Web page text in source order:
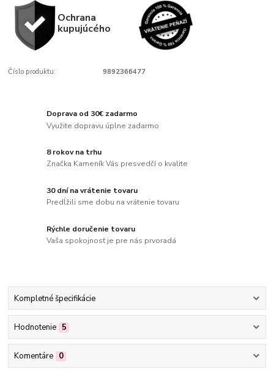
Ochrana
kupujúcého
Číslo produktu: 9892366477
Doprava od 30€ zadarmo
Využite dopravu úplne zadarmo
8 rokov na trhu
Značka Kameník Vás presvedčí o kvalite
30 dní na vrátenie tovaru
Predĺžili sme dobu na vrátenie tovaru
Rýchle doručenie tovaru
Vaša spokojnosť je pre nás prvoradá
Kompletné špecifikácie
Hodnotenie 5
Komentáre 0